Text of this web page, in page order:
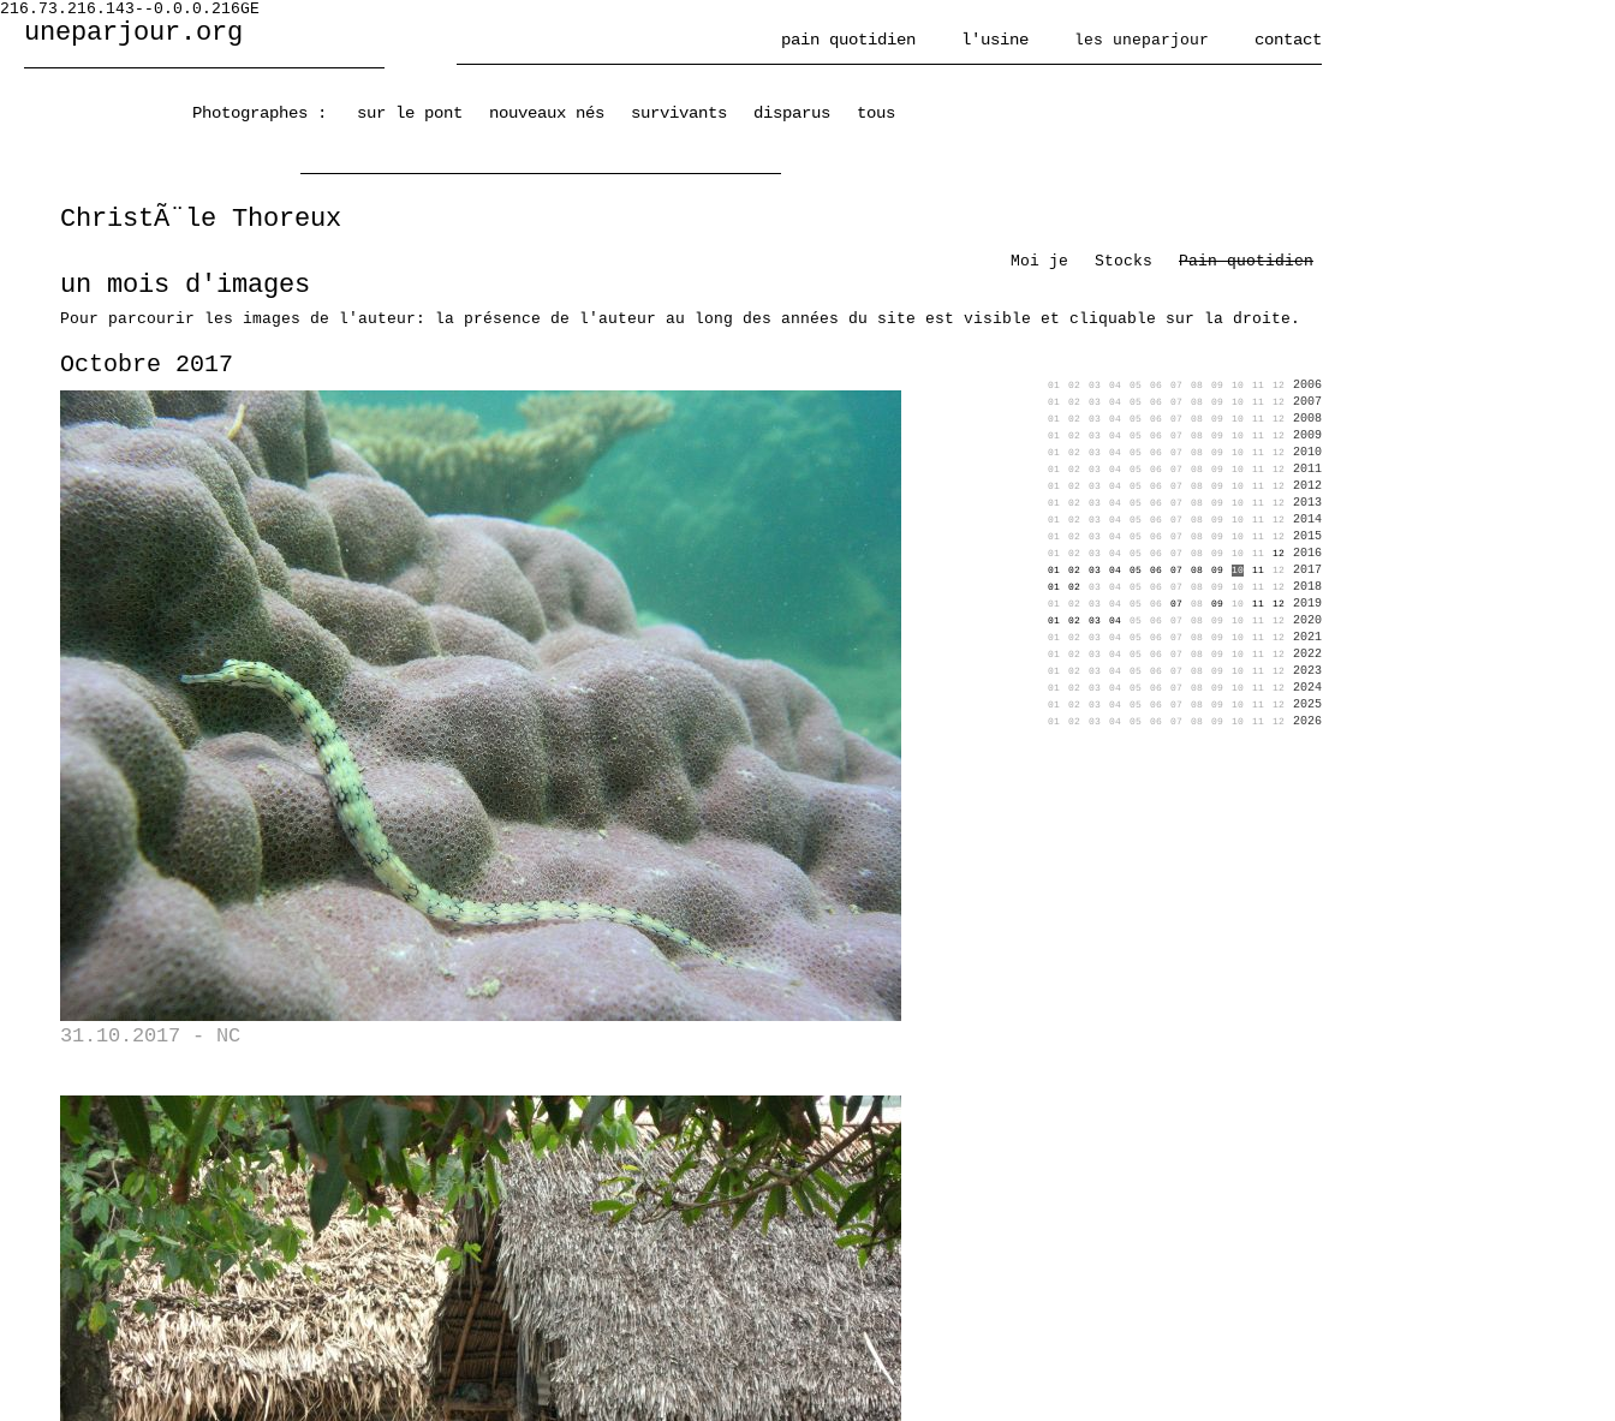
216.73.216.143--0.0.0.216GE
uneparjour.org pain quotidien l'usine les uneparjour contact
Photographes : sur le pont nouveaux nés survivants disparus tous
ChristÃ¨le Thoreux
Moi je Stocks Pain quotidien
un mois d'images
Pour parcourir les images de l'auteur: la présence de l'auteur au long des années du site est visible et cliquable sur la droite.
01 02 03 04 05 06 07 08 09 10 11 12 2006
01 02 03 04 05 06 07 08 09 10 11 12 2007
01 02 03 04 05 06 07 08 09 10 11 12 2008
01 02 03 04 05 06 07 08 09 10 11 12 2009
01 02 03 04 05 06 07 08 09 10 11 12 2010
01 02 03 04 05 06 07 08 09 10 11 12 2011
01 02 03 04 05 06 07 08 09 10 11 12 2012
01 02 03 04 05 06 07 08 09 10 11 12 2013
01 02 03 04 05 06 07 08 09 10 11 12 2014
01 02 03 04 05 06 07 08 09 10 11 12 2015
01 02 03 04 05 06 07 08 09 10 11 12 2016
01 02 03 04 05 06 07 08 09 10 11 12 2017
01 02 03 04 05 06 07 08 09 10 11 12 2018
01 02 03 04 05 06 07 08 09 10 11 12 2019
01 02 03 04 05 06 07 08 09 10 11 12 2020
01 02 03 04 05 06 07 08 09 10 11 12 2021
01 02 03 04 05 06 07 08 09 10 11 12 2022
01 02 03 04 05 06 07 08 09 10 11 12 2023
01 02 03 04 05 06 07 08 09 10 11 12 2024
01 02 03 04 05 06 07 08 09 10 11 12 2025
01 02 03 04 05 06 07 08 09 10 11 12 2026
Octobre 2017
31.10.2017 - NC